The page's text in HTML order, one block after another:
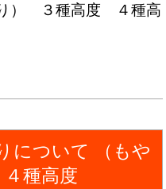
り） ３種高度 ４種高
について （もや
種高度